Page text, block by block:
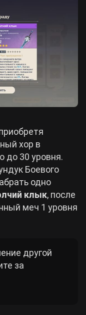
хор в
до 30 уровня.
Боевого
одно
клык, после
меч 1 уровня
другой
за